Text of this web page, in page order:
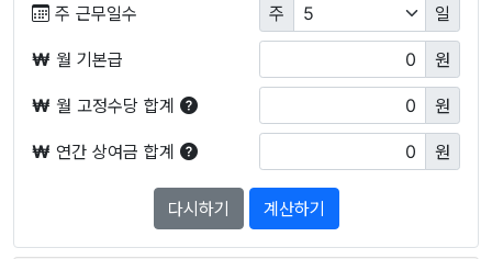
주 근무일수 주 일
₩ 월 기본급 원
₩ 월 고정수당 합계 원
₩ 연간 상여금 합계 원
다시하기 계산하기